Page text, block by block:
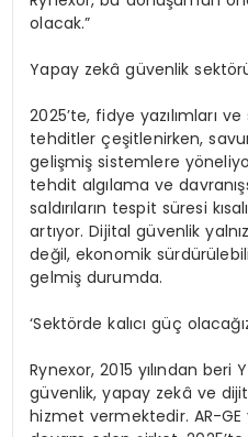
olacak.”
Yapay zekâgüvenlik sektör
2025’te, fidye yazılımları ve
tehditlerçeşitlenirken,
gelişmişsistemlere yö
tehdit algılama vedavranış
saldırıların tespit süresi kısalı
artıyor. Dijital güvenlik yalnı
değil,ekonomik sürdürü
gelmişdurumda.
‘Sektörde kalıcıgüç olacağı
Rynexor, 2015 yılından beri
güvenlik, yapay zekâ ve
hizmet vermektedir. AR-GE